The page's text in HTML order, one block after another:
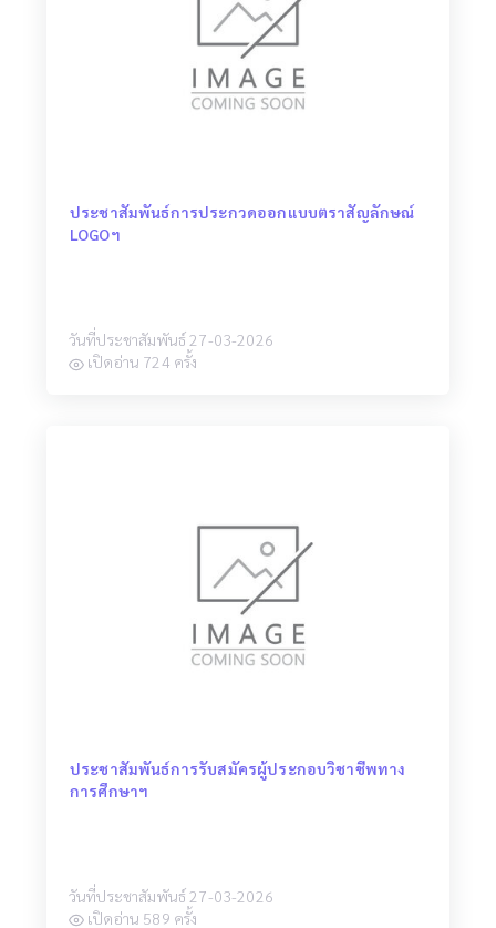
ประชาสัมพันธ์การประกวดออกแบบตราสัญลักษณ์
LOGOฯ
วันที่ประชาสัมพันธ์ 27-03-2026
เปิดอ่าน 724 ครั้ง
ประชาสัมพันธ์การรับสมัครผู้ประกอบวิชาชีพทาง
การศึกษาฯ
วันที่ประชาสัมพันธ์ 27-03-2026
เปิดอ่าน 589 ครั้ง